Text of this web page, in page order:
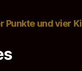
Punkte und vier